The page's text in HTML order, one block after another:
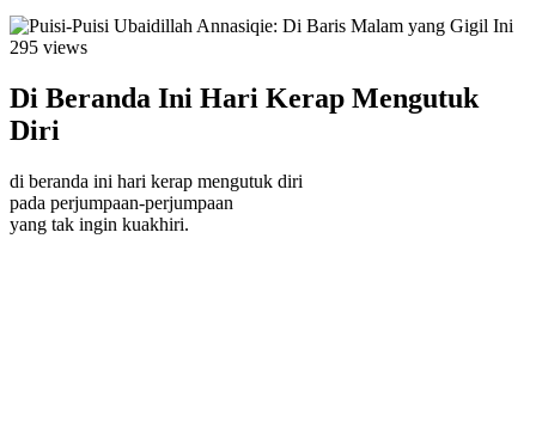
295 views
Di Beranda Ini Hari Kerap Mengutuk
Diri
di beranda ini hari kerap mengutuk diri
pada perjumpaan-perjumpaan
yang tak ingin kuakhiri.